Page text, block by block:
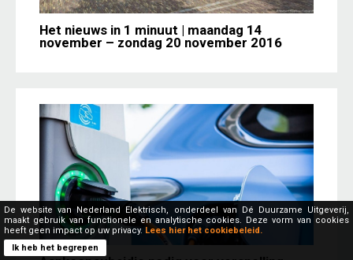
Het nieuws in 1 minuut | maandag 14
november – zondag 20 november 2016
De website van Nederland Elektrisch, onderdeel van Dé Duurzame Uitgeverij,
maakt gebruik van functionele en analytische cookies. Deze vorm van cookies
heeft geen impact op uw privacy. Lees hier het cookiebeleid.
Ik heb het begrepen